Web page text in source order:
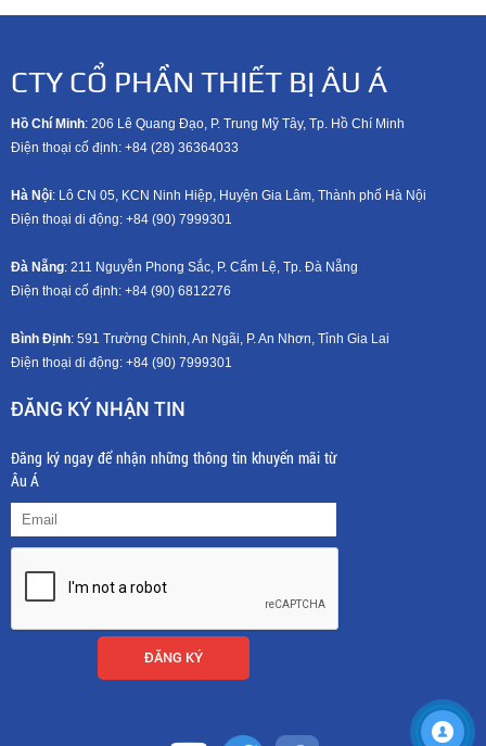
CTY CỔ PHẦN THIẾT BỊ ÂU Á
Hồ Chí Minh: 206 Lê Quang Đạo, P. Trung Mỹ Tây, Tp. Hồ Chí Minh
Điện thoại cố định: +84 (28) 36364033
Hà Nội: Lô CN 05, KCN Ninh Hiệp, Huyện Gia Lâm, Thành phố Hà Nội
Điện thoại di động: +84 (90) 7999301
Đà Nẵng: 211 Nguyễn Phong Sắc, P. Cẩm Lệ, Tp. Đà Nẵng
Điện thoại cố định: +84 (90) 6812276
Bình Định: 591 Trường Chinh, An Ngãi, P. An Nhơn, Tỉnh Gia Lai
Điện thoại di động: +84 (90) 7999301
ĐĂNG KÝ NHẬN TIN
Đăng ký ngay để nhận những thông tin khuyến mãi từ
Âu Á